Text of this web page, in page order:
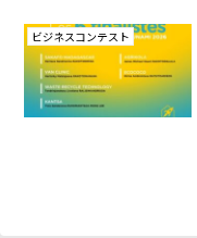
ビジネスコンテスト